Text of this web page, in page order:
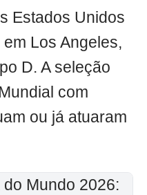
Estados Unidos
Los Angeles,
D. A seleção
com
ou já atuaram